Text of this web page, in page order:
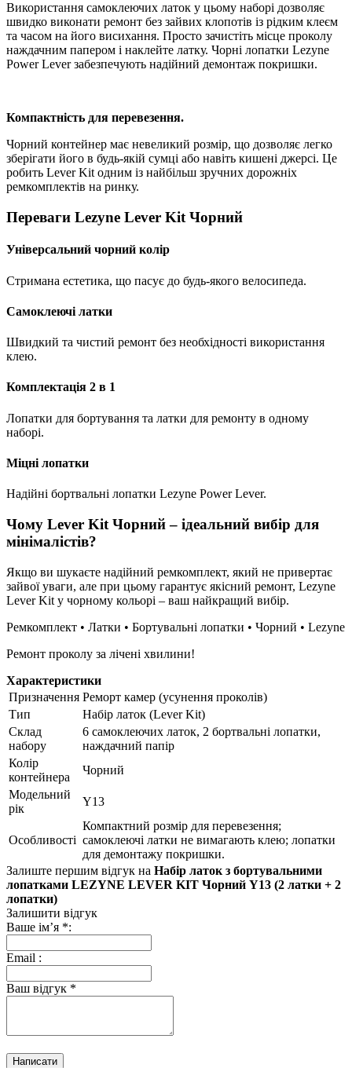
Використання самоклеючих латок у цьому наборі дозволяє
швидко виконати ремонт без зайвих клопотів із рідким клеєм
та часом на його висихання. Просто зачистіть місце проколу
наждачним папером і наклейте латку. Чорні лопатки Lezyne
Power Lever забезпечують надійний демонтаж покришки.
Компактність для перевезення.
Чорний контейнер має невеликий розмір, що дозволяє легко
зберігати його в будь-якій сумці або навіть кишені джерсі. Це
робить Lever Kit одним із найбільш зручних дорожніх
ремкомплектів на ринку.
Переваги Lezyne Lever Kit Чорний
Універсальний чорний колір
Стримана естетика, що пасує до будь-якого велосипеда.
Самоклеючі латки
Швидкий та чистий ремонт без необхідності використання
клею.
Комплектація 2 в 1
Лопатки для бортування та латки для ремонту в одному
наборі.
Міцні лопатки
Надійні бортвальні лопатки Lezyne Power Lever.
Чому Lever Kit Чорний – ідеальний вибір для
мінімалістів?
Якщо ви шукаєте надійний ремкомплект, який не привертає
зайвої уваги, але при цьому гарантує якісний ремонт, Lezyne
Lever Kit у чорному кольорі – ваш найкращий вибір.
Ремкомплект • Латки • Бортувальні лопатки • Чорний • Lezyne
Ремонт проколу за лічені хвилини!
Характеристики
Призначення Реморт камер (усунення проколів)
Тип
Набір латок (Lever Kit)
Склад
набору
6 самоклеючих латок, 2 бортвальні лопатки,
наждачний папір
Колір
контейнера
Чорний
Модельний
рік
Y13
Особливості
Компактний розмір для перевезення;
самоклеючі латки не вимагають клею; лопатки
для демонтажу покришки.
Залиште першим відгук на Набір латок з бортувальними
лопатками LEZYNE LEVER KIT Чорний Y13 (2 латки + 2
лопатки)
Залишити відгук
Ваше ім’я *:
Email :
Ваш відгук *
Написати